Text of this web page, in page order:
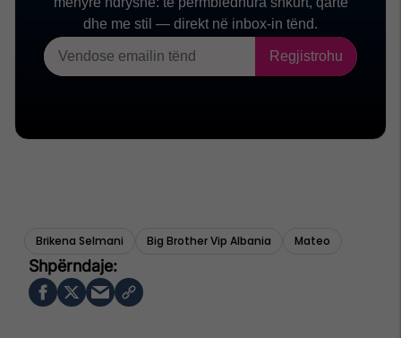
Brikena Selmani Big Brother Vip Albania Mateo